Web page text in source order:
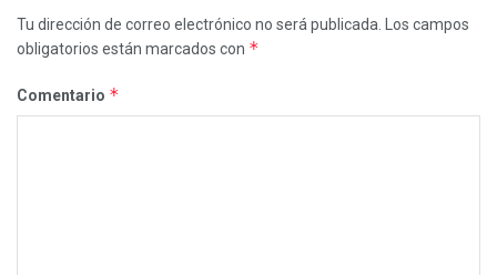
Tu dirección de correo electrónico no será publicada.
Los campos
obligatorios están marcados con *
Comentario *